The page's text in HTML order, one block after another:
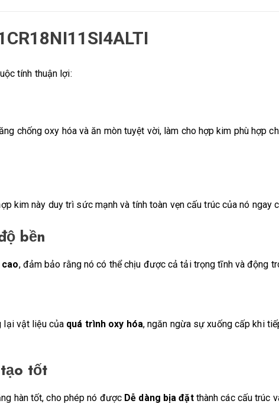
tính thuận lợi:
chống oxy hóa và ăn mòn tuyệt vời, làm cho hợp kim phù hợp
kim này duy trì sức mạnh và tính toàn vẹn cấu trúc của nó ngay
bền
, đảm bảo rằng nó có thể chịu được cả tải trọng tĩnh và động
lại vật liệu của quá trình oxy hóa, ngăn ngừa sự xuống cấp khi
tốt
hàn tốt, cho phép nó được Dễ dàng bịa đặtthành các cấu trúc